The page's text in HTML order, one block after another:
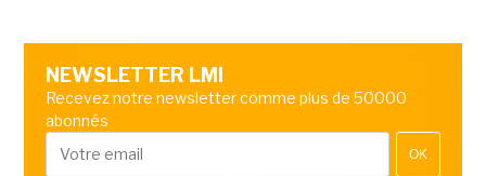
NEWSLETTER LMI
Recevez notre newsletter comme plus de 50000
abonnés
OK